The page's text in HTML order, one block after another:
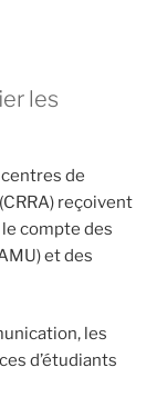
les
de
reçoivent
compte des
et des
les
d’étudiants